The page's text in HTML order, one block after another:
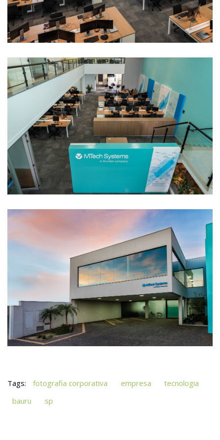
Tags: fotografia corporativa empresa
tecnologia
bauru
sp